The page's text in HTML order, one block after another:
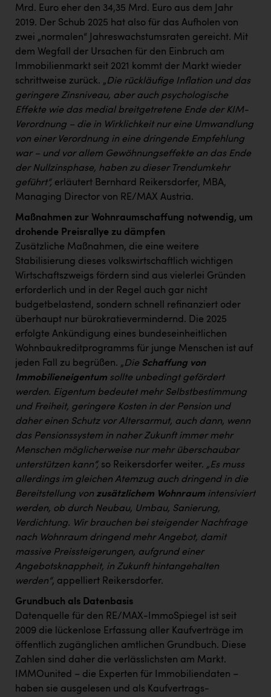
Mrd. Euro eher den 34,35 Mrd. Euro aus dem Jahr
2019. Der Schub 2025 hat also für das Aufholen von
zwei „normalen“ Jahreswachstumsraten gereicht. Mit
dem Wegfall der Ursachen für den Einbruch am
Immobilienmarkt seit 2021 kommt der Markt wieder
schrittweise zurück. „Die rückläufige Inflation und das
geringere Zinsniveau, aber auch psychologische
Effekte wie das medial breitgetretene Ende der KIM-
Verordnung – die in Wirklichkeit nur eine Umwandlung
von einer Verordnung in eine dringende Empfehlung
war – und vor allem Gewöhnungseffekte an das Ende
der Nullzinsphase, haben zu dieser Trendumkehr
geführt“, erläutert Bernhard Reikersdorfer, MBA,
Managing Director von RE/MAX Austria.
Maßnahmen zur Wohnraumschaffung notwendig, um
drohende Preisrallye zu dämpfen
Zusätzliche Maßnahmen, die eine weitere
Stabilisierung dieses volkswirtschaftlich wichtigen
Wirtschaftszweigs fördern sind aus vielerlei Gründen
erforderlich und in der Regel auch gar nicht
budgetbelastend, sondern schnell refinanziert oder
überhaupt nur bürokratievermindernd. Die 2025
erfolgte Ankündigung eines bundeseinheitlichen
Wohnbaukreditprogramms für junge Menschen ist auf
jeden Fall zu begrüßen. „Die Schaffung von
Immobilieneigentum sollte unbedingt gefördert
werden. Eigentum bedeutet mehr Selbstbestimmung
und Freiheit, geringere Kosten in der Pension und
daher einen Schutz vor Altersarmut, auch dann, wenn
das Pensionssystem in naher Zukunft immer mehr
Menschen möglicherweise nur mehr überschaubar
unterstützen kann“, so Reikersdorfer weiter. „Es muss
allerdings im gleichen Atemzug auch dringend in die
Bereitstellung von zusätzlichem Wohnraum intensiviert
werden, ob durch Neubau, Umbau, Sanierung,
Verdichtung. Wir brauchen bei steigender Nachfrage
nach Wohnraum dringend mehr Angebot, damit
massive Preissteigerungen, aufgrund einer
Angebotsknappheit, in Zukunft hintangehalten
werden“, appelliert Reikersdorfer.
Grundbuch als Datenbasis
Datenquelle für den RE/MAX-ImmoSpiegel ist seit
2009 die lückenlose Erfassung aller Kaufverträge im
öffentlich zugänglichen amtlichen Grundbuch. Diese
Zahlen sind daher die verlässlichsten am Markt.
IMMOunited – die Experten für Immobiliendaten –
haben sie ausgelesen und als Kaufvertrags-